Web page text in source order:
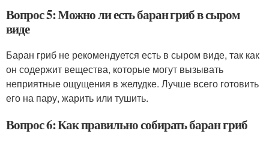
Вопрос 5: Можно ли есть баран гриб в сыром
виде
Баран гриб не рекомендуется есть в сыром виде, так как
он содержит вещества, которые могут вызывать
неприятные ощущения в желудке. Лучше всего готовить
его на пару, жарить или тушить.
Вопрос 6: Как правильно собирать баран гриб